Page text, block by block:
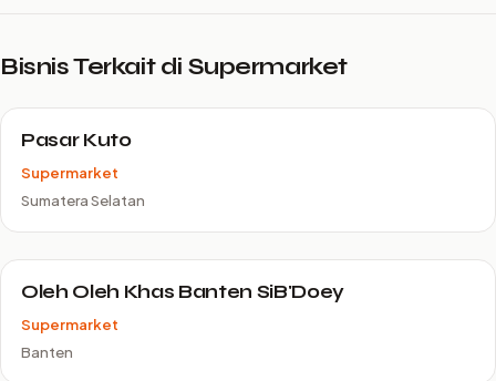
Bisnis Terkait di Supermarket
Pasar Kuto
Supermarket
Sumatera Selatan
Oleh Oleh Khas Banten SiB'Doey
Supermarket
Banten